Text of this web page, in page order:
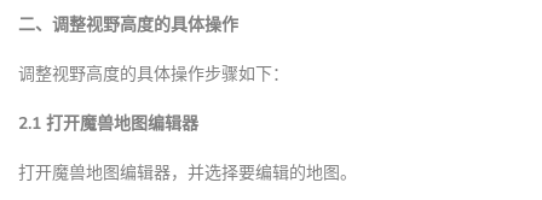
二、调整视野高度的具体操作
调整视野高度的具体操作步骤如下：
2.1 打开魔兽地图编辑器
打开魔兽地图编辑器，并选择要编辑的地图。